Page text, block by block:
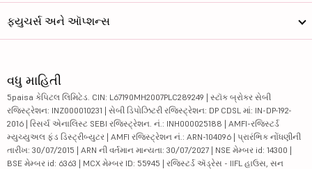
ફ્યુચર્સ અને ઑપ્શન્સ
વધુ માહિતી
5paisa કેપિટલ લિમિટેડ. CIN: L67190MH2007PLC289249 | સ્ટૉક બ્રોકર સેબી
રજિસ્ટ્રેશન: INZ000010231 | સેબી ડિપોઝિટરી રજિસ્ટ્રેશન: DP CDSL માં: IN-DP-192-
2016 | રિસર્ચ એનાલિસ્ટ SEBI રજિસ્ટ્રેશન. નં.: INH000025188 | AMFI-રજિસ્ટર્ડ
મ્યુચ્યુઅલ ફંડ ડિસ્ટ્રીબ્યુટર | AMFI રજિસ્ટ્રેશન નં.: ARN-104096 | પ્રારંભિક નોંધણીની
તારીખ: 30/07/2015 | ARN ની વર્તમાન માન્યતા: 30/07/2027 | NSE મેમ્બર id: 14300 |
BSE મેમ્બર id: 6363 | MCX મેમ્બર ID: 55945 | રજિસ્ટર્ડ ઍડ્રેસ - IIFL હાઉસ, સન